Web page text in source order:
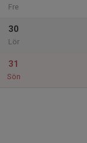
Fre
30
Lör
31
Sön